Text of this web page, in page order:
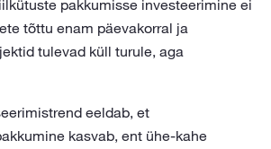
pakkumisse investeerimine ei
tõttu enam päevakorral ja
tulevad küll turule, aga
eeldab, et
kasvab, ent ühe-kahe